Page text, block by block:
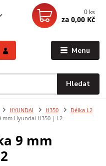
Menu
Hledat
0 ks
za 0,00 Kč
HYUNDAI H350
Délka L2
mm Hyundai H350 | L2
9 mm